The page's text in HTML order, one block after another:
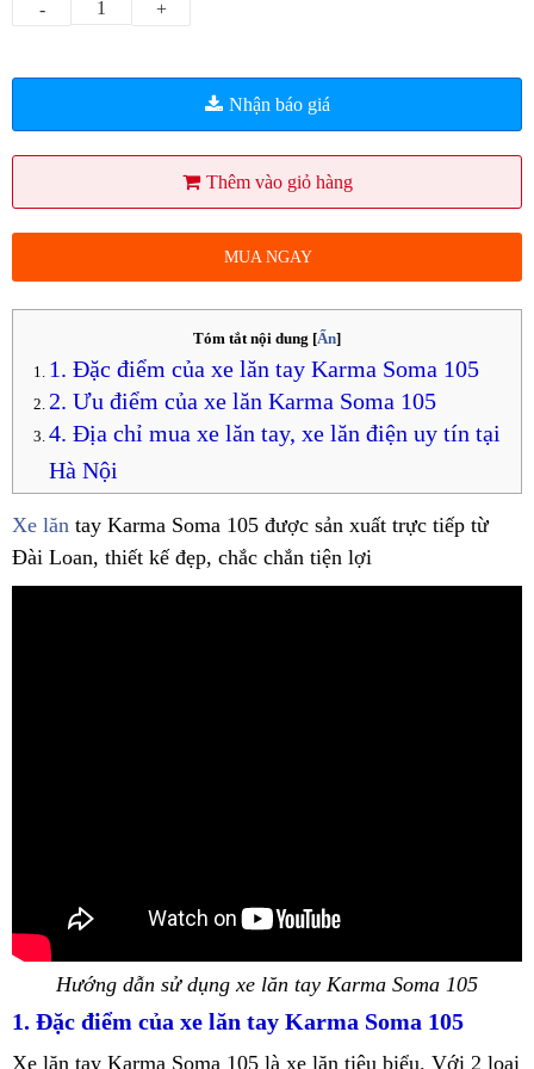
- +
Nhận báo giá
Thêm vào giỏ hàng
MUA NGAY
Tóm tắt nội dung [Ẩn]
1. Đặc điểm của xe lăn tay Karma Soma 105
2. Ưu điểm của xe lăn Karma Soma 105
4. Địa chỉ mua xe lăn tay, xe lăn điện uy tín tại
Hà Nội
Xe lăn tay Karma Soma 105 được sản xuất trực tiếp từ
Đài Loan, thiết kế đẹp, chắc chắn tiện lợi
Hướng dẫn sử dụng xe lăn tay Karma Soma 105
1. Đặc điểm của xe lăn tay Karma Soma 105
Xe lăn tay Karma Soma 105 là xe lăn tiêu biểu. Với 2 loại